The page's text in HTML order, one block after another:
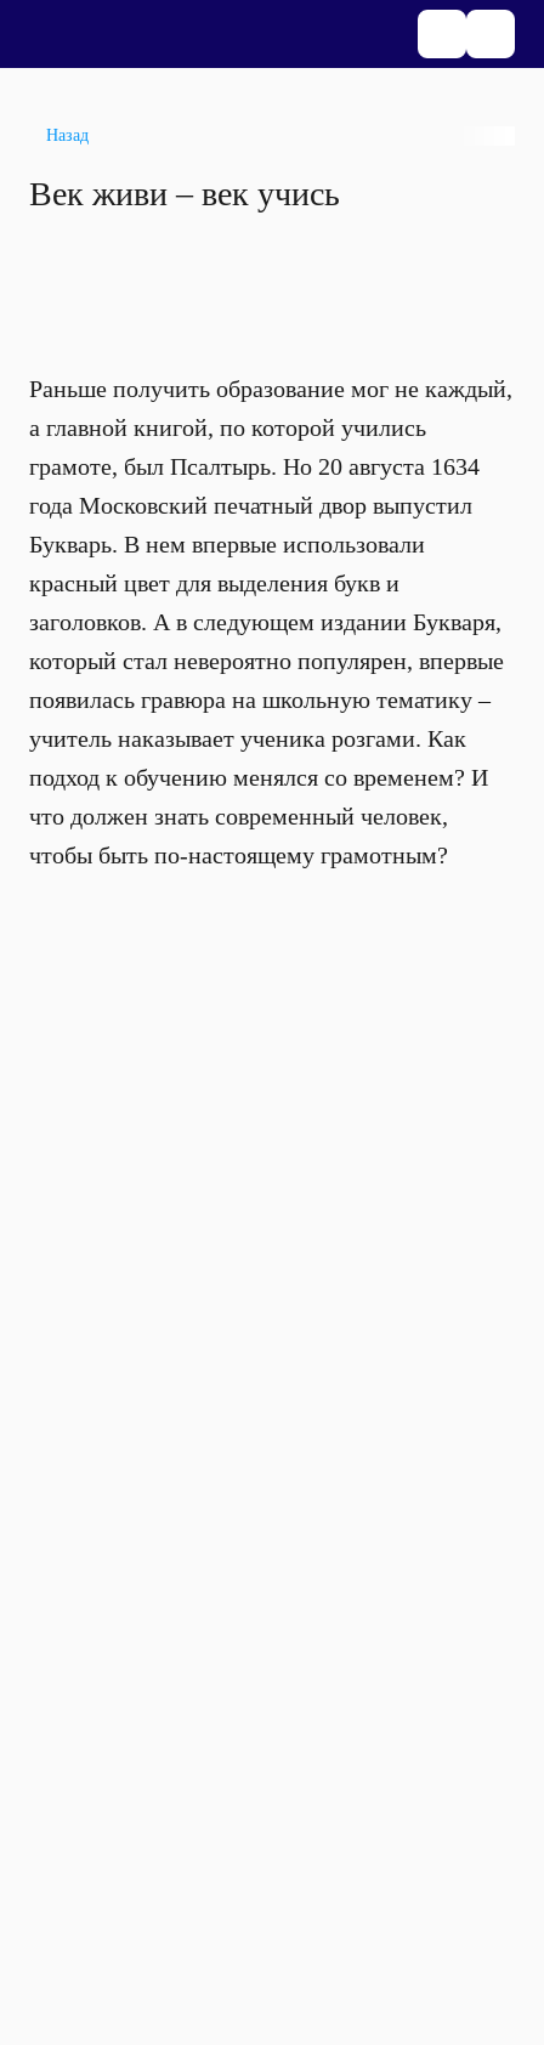
Назад
Век живи – век учись
Раньше получить образование мог не каждый,
а главной книгой, по которой учились
грамоте, был Псалтырь. Но 20 августа 1634
года Московский печатный двор выпустил
Букварь. В нем впервые использовали
красный цвет для выделения букв и
заголовков. А в следующем издании Букваря,
который стал невероятно популярен, впервые
появилась гравюра на школьную тематику –
учитель наказывает ученика розгами. Как
подход к обучению менялся со временем? И
что должен знать современный человек,
чтобы быть по-настоящему грамотным?